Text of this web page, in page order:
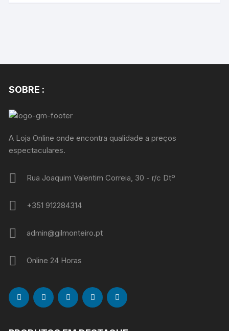
SOBRE :
A Loja Online onde encontra qualidade a preços
espectaculares.
Rua Joaquim Valentim Correia, 30 - r/c Dtº
+351 912284314
admin@gilmonteiro.pt
Online 24 Horas